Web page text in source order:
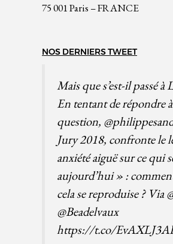
75 001 Paris – FRANCE
NOS DERNIERS TWEET
Mais que s’est-il passé à
En tentant de répondre
question,
Jury 2018, confronte le
anxiété aiguë sur ce qui
aujourd’hui » :
cela se reproduise ? Via
@Beadelvaux
https://t.co/